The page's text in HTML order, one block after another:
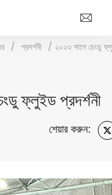
/ প্রদর্শনী / ২০২৩ সালে চেংডু
ফ্লুইড প্রদর্শনী
শেয়ার করুন: